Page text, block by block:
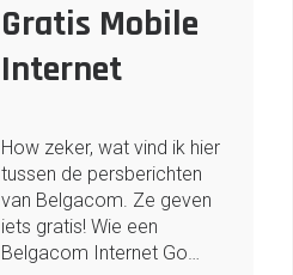
Gratis Mobile
Internet
How zeker, wat vind ik hier
tussen de persberichten
van Belgacom. Ze geven
iets gratis! Wie een
Belgacom Internet Go…